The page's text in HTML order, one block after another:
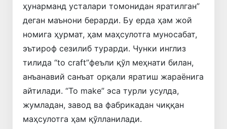
ҳунарманд усталари томонидан яратилган”
деган маънони берарди. Бу ерда ҳам жой
номига ҳурмат, ҳам маҳсулотга муносабат,
эътироф сезилиб турарди. Чунки инглиз
тилида “to craft”феъли қўл меҳнати билан,
анъанавий санъат орқали яратиш жараёнига
айтилади. “To make” эса турли усулда,
жумладан, завод ва фабрикадан чиққан
маҳсулотга ҳам қўлланилади.